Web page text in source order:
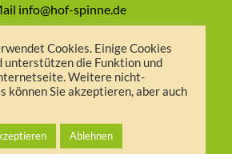
info@hof-spinne.de
Impressum
AGB
FacebookInstagram
Cookies. Einige Cookies
unterstützen die Funktion und
Weitere nicht-
können Sie akzeptieren, aber auch
Ablehnen